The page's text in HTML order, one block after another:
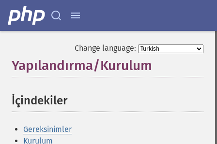
Change language:
Yapılandırma/Kurulum
İçindekiler¶
Gereksinimler
Kurulum